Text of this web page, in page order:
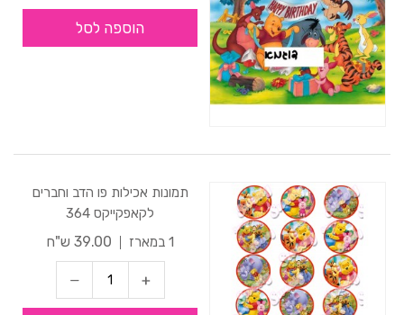
הוספה לסל
תמונות אכילות פו הדב וחברים
לקאפקייקס 364
1 במארז
39.00 ש"ח